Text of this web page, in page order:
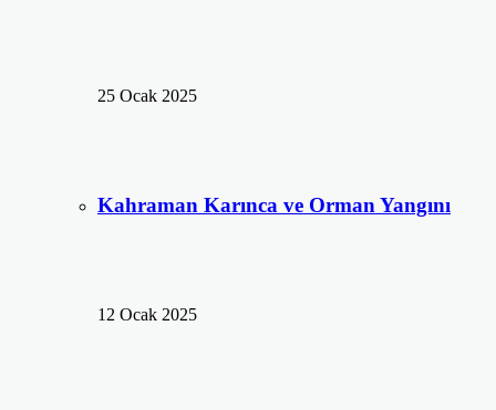
25 Ocak 2025
Kahraman Karınca ve Orman Yangını
12 Ocak 2025